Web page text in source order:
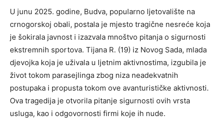
U junu 2025. godine, Budva, popularno ljetovalište na
crnogorskoj obali, postala je mjesto tragične nesreće koja
je šokirala javnost i izazvala mnoštvo pitanja o sigurnosti
ekstremnih sportova. Tijana R. (19) iz Novog Sada, mlada
djevojka koja je uživala u ljetnim aktivnostima, izgubila je
život tokom parasejlinga zbog niza neadekvatnih
postupaka i propusta tokom ove avanturističke aktivnosti.
Ova tragedija je otvorila pitanje sigurnosti ovih vrsta
usluga, kao i odgovornosti firmi koje ih nude.